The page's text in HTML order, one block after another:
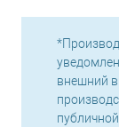
внешний